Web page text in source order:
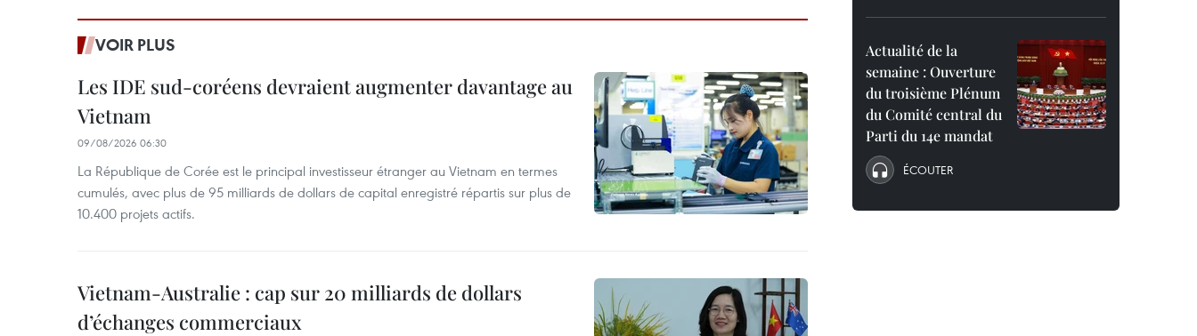
VOIR PLUS
Les IDE sud-coréens devraient augmenter davantage au
Vietnam
09/08/2026 06:30
La République de Corée est le principal investisseur étranger au Vietnam en termes
cumulés, avec plus de 95 milliards de dollars de capital enregistré répartis sur plus de
10.400 projets actifs.
Vietnam-Australie : cap sur 20 milliards de dollars
d’échanges commerciaux
Actualité de la
semaine : Ouverture
du troisième Plénum
du Comité central du
Parti du 14e mandat
ÉCOUTER